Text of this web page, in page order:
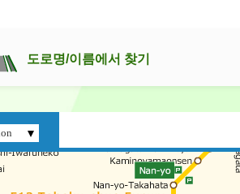
도로명/이름에서 찾기